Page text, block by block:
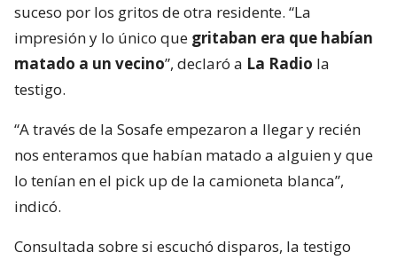
suceso por los gritos de otra residente. “La
impresión y lo único que gritaban era que habían
matado a un vecino”, declaró a La Radio la
testigo.
“A través de la Sosafe empezaron a llegar y recién
nos enteramos que habían matado a alguien y que
lo tenían en el pick up de la camioneta blanca”,
indicó.
Consultada sobre si escuchó disparos, la testigo